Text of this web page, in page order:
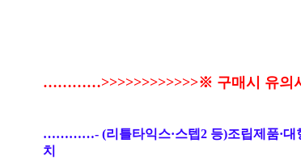
…………>>>>>>>>>>>>※ 구매시 유의
…………- (리틀타익스·스텝2 등)조립제품·대
치